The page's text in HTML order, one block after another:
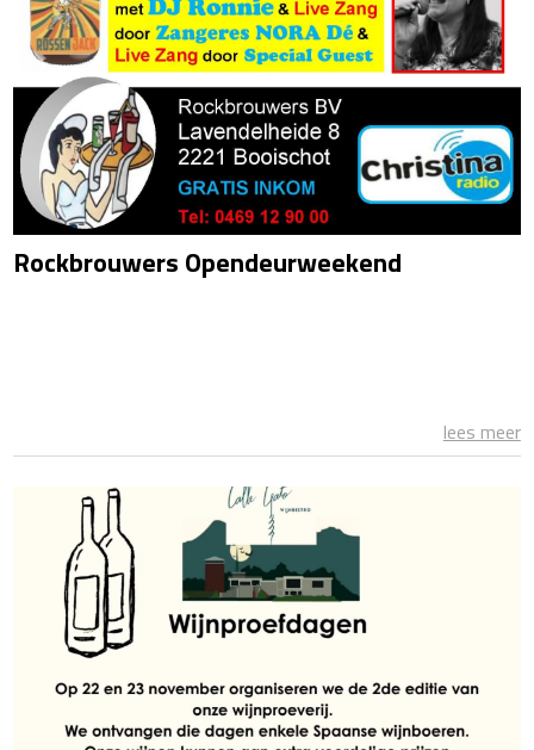
Rockbrouwers Opendeurweekend
lees meer